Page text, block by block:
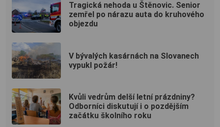
Tragická nehoda u Štěnovic. Senior
zemřel po nárazu auta do kruhového
objezdu
V bývalých kasárnách na Slovanech
vypukl požár!
Kvůli vedrům delší letní prázdniny?
Odborníci diskutují i o pozdějším
začátku školního roku